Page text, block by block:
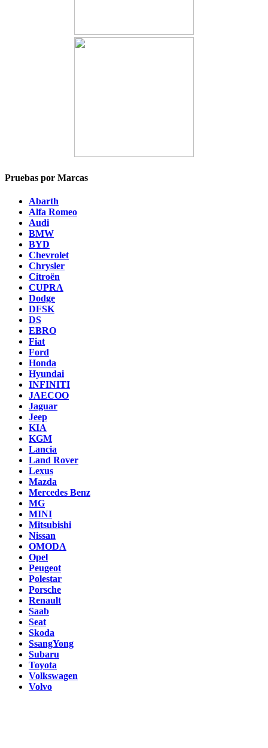
Pruebas por Marcas
Abarth
Alfa Romeo
Audi
BMW
BYD
Chevrolet
Chrysler
Citroën
CUPRA
Dodge
DFSK
DS
EBRO
Fiat
Ford
Honda
Hyundai
INFINITI
JAECOO
Jaguar
Jeep
KIA
KGM
Lancia
Land Rover
Lexus
Mazda
Mercedes Benz
MG
MINI
Mitsubishi
Nissan
OMODA
Opel
Peugeot
Polestar
Porsche
Renault
Saab
Seat
Skoda
SsangYong
Subaru
Toyota
Volkswagen
Volvo